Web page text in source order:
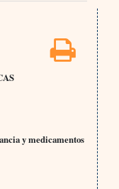
y medicamentos